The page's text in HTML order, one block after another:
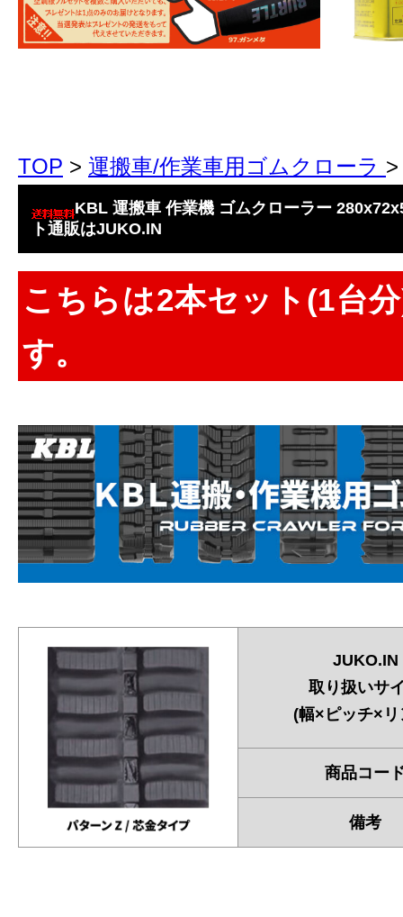
TOP > 運搬車/作業車用ゴムクローラ
KBL 運搬車 作業機 ゴムクローラー
ト通販はJUKO.IN
こちらは2本セット(1台
す。
JUKO.IN
取り扱いサ
(幅×ピッチ×リ
商品コー
備考